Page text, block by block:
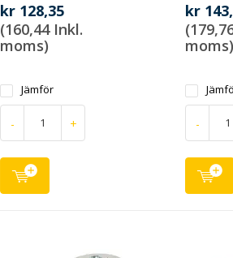
kr 128,35
(160,44 Inkl.
moms)
Jämför
- +
kr
moms)
-